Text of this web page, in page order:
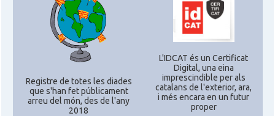
Registre de totes les diades
que s'han fet públicament
arreu del món, des de l'any
2018
L'IDCAT és un Certificat
Digital, una eina
imprescindible per als
catalans de l'exterior, ara,
i més encara en un futur
proper